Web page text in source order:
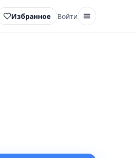
Избранное Войти